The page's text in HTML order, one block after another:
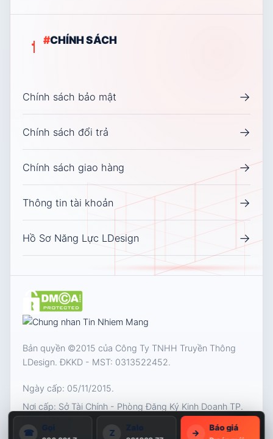
☎ Z
Zalo
→
Báo giá
#CHÍNH SÁCH
Chính sách bảo mật →
Chính sách đổi trả →
Chính sách giao hàng →
Thông tin tài khoản →
Hồ Sơ Năng Lực LDesign →
Bản quyền ©2015 của Công Ty TNHH Truyền Thông
LDesign. ĐKKD - MST: 0313522452.
Ngày cấp: 05/11/2015.
Nơi cấp: Sở Tài Chính - Phòng Đăng Ký Kinh Doanh TP.